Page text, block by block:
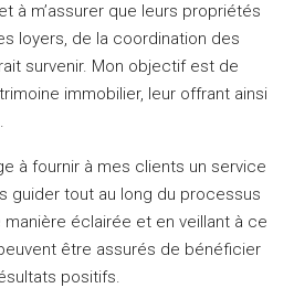
à m’assurer que leurs propriétés
loyers, de la coordination des
survenir. Mon objectif est de
immobilier, leur offrant ainsi
à fournir à mes clients un service
guider tout au long du processus
éclairée et en veillant à ce
être assurés de bénéficier
positifs.